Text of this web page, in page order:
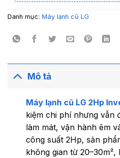
Danh mục: Máy lạnh cũ LG
Mô tả
Máy lạnh cũ LG 2Hp
kiệm chi phí nhưng vẫn
làm mát, vận hành êm
công suất 2Hp, sản
không gian từ